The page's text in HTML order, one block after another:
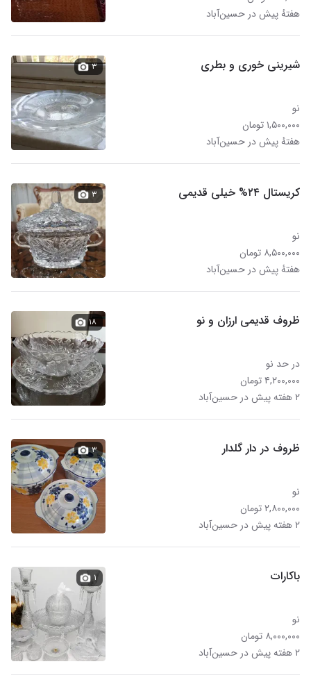
هفتهٔ پیش در حسین‌آباد
شیرینی خوری و بطری
نو
۱,۵۰۰,۰۰۰ تومان
هفتهٔ پیش در حسین‌آباد
۳
کریستال ۲۴% خیلی قدیمی
نو
۸,۵۰۰,۰۰۰ تومان
هفتهٔ پیش در حسین‌آباد
۳
ظروف قدیمی ارزان و نو
در حد نو
۴,۲۰۰,۰۰۰ تومان
۲ هفته پیش در حسین‌آباد
۱۸
ظروف در دار گلدار
نو
۲,۸۰۰,۰۰۰ تومان
۲ هفته پیش در حسین‌آباد
۳
باکارات
نو
۸,۰۰۰,۰۰۰ تومان
۲ هفته پیش در حسین‌آباد
۱